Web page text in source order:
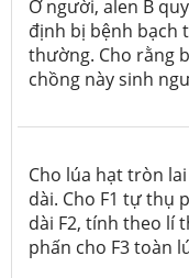
Ở người, alen B
định bị bệnh bạch
thường. Cho rằng
chồng này sinh
Cho lúa hạt tròn
dài. Cho F1 tự thụ
dài F2, tính theo lí
phấn cho F3 toàn